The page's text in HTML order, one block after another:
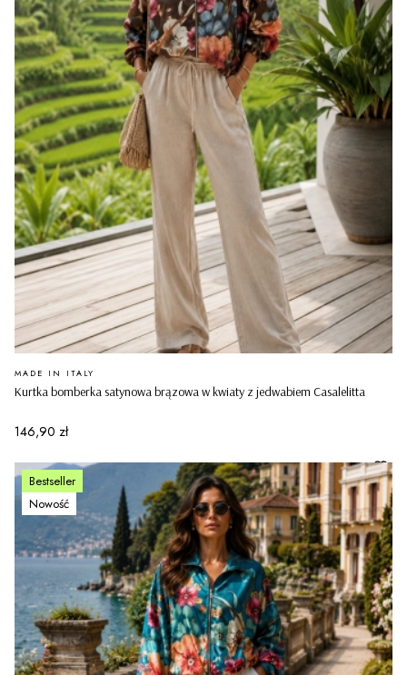
Kurtka bomberka satynowa brązowa w kwiaty z jedwabiem Casalelitta
PRODUCENT
MADE IN ITALY
Cena
146,90 zł
Bestseller
Nowość